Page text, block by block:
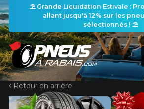
⛱️ Grande Liquidation Estivale :
allant jusqu'à 12% sur les
sélectionnés ! ⛱️
ACCUEIL
Retour en arrière